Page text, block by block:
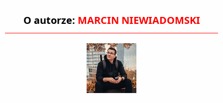
O autorze: MARCIN NIEWIADOMSKI